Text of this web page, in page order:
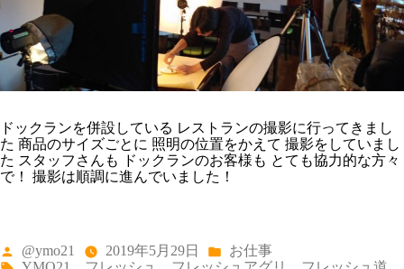
ドックランを併設している レストランの撮影に行ってきまし
た 商品のサイズごとに 照明の位置をかえて 撮影をしていまし
た スタッフさんも ドックランのお客様も とても協力的な方々
で！ 撮影は順調に進んでいました！
投
稿
@ymo21 2019年5月29日
カ
テ
お仕事
タ